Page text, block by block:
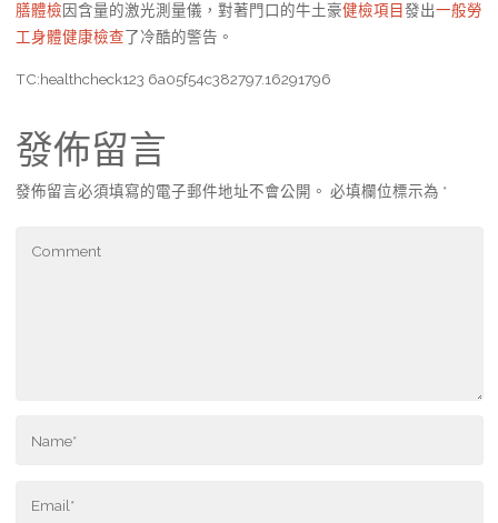
膳體檢因含量的激光測量儀，對著門口的牛土豪健檢項目發出一般勞
工身體健康檢查了冷酷的警告。
TC:healthcheck123 6a05f54c382797.16291796
發佈留言
發佈留言必須填寫的電子郵件地址不會公開。 必填欄位標示為 *